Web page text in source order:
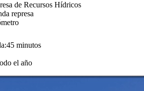
de Recursos Hídricos
represa
:45 minutos
el año